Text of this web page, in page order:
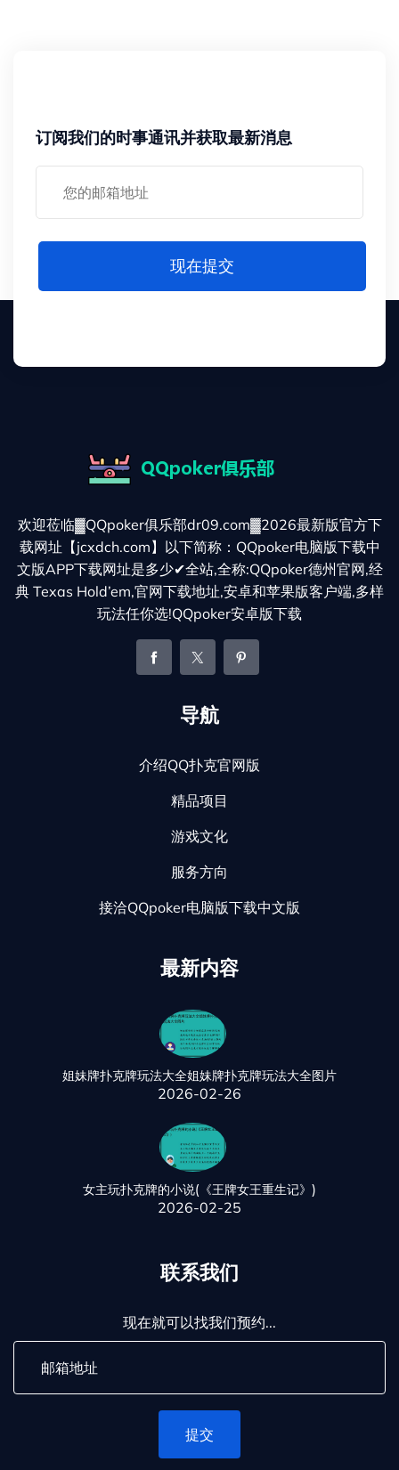
订阅我们的时事通讯并获取最新消息
现在提交
欢迎莅临▓QQpoker俱乐部dr09.com▓2026最新版官方下
载网址【jcxdch.com】以下简称：QQpoker电脑版下载中
文版APP下载网址是多少✔全站,全称:QQpoker德州官网,经
典 Texas Hold’em,官网下载地址,安卓和苹果版客户端,多样
玩法任你选!QQpoker安卓版下载
导航
介绍QQ扑克官网版
精品项目
游戏文化
服务方向
接洽QQpoker电脑版下载中文版
最新内容
姐妹牌扑克牌玩法大全姐妹牌扑克牌玩法大全图片
2026-02-26
女主玩扑克牌的小说(《王牌女王重生记》)
2026-02-25
联系我们
现在就可以找我们预约...
提交